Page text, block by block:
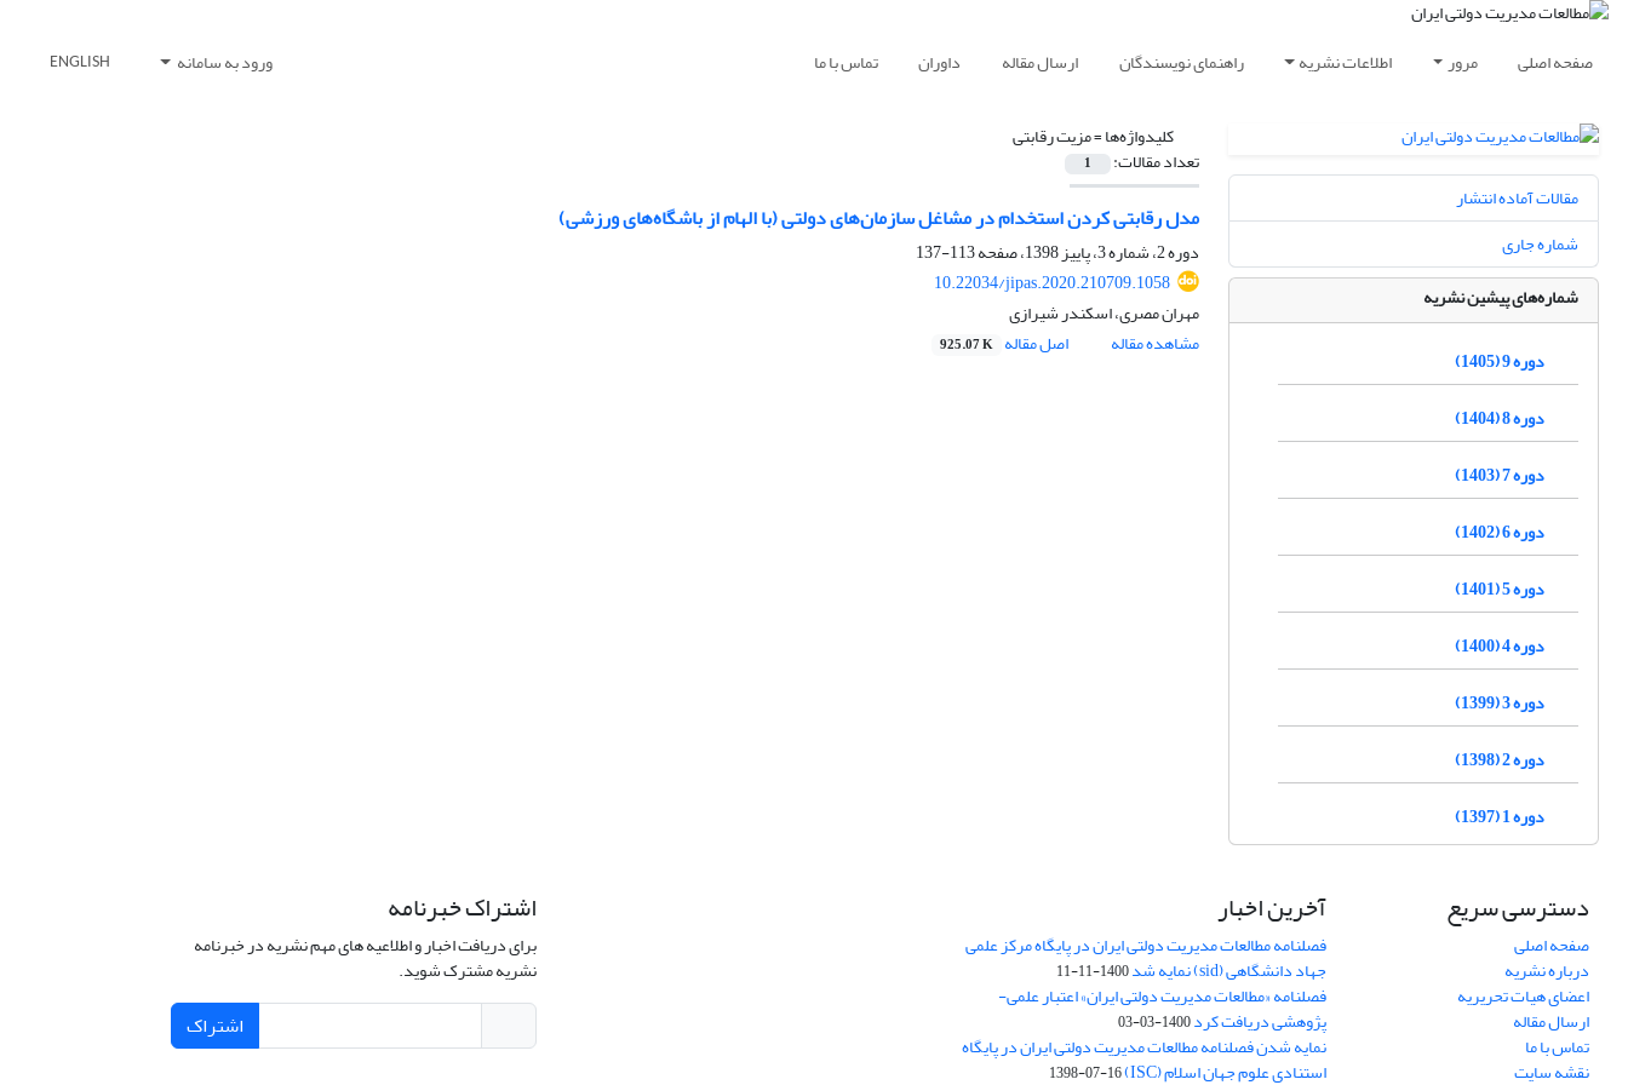
صفحه اصلی مرور اطلاعات نشریه راهنمای نویسندگان ارسال مقاله داوران تماس با ما ورود به سامانه ENGLISH
کلیدواژه‌ها =مزیت رقابتی
تعداد مقالات: 1
مدل رقابتی کردن استخدام در مشاغل سازمان‌های دولتی (با الهام از باشگاه‌های ورزشی)
دوره 2، شماره 3، پاییز 1398، صفحه
113-137
10.22034/jipas.2020.210709.1058
مهران مصری، اسکندر شیرازی
مشاهده مقاله
اصل مقاله 925.07 K
مقالات آماده انتشار
شماره جاری
شماره‌های پیشین نشریه
دوره 9 (1405)
دوره 8 (1404)
دوره 7 (1403)
دوره 6 (1402)
دوره 5 (1401)
دوره 4 (1400)
دوره 3 (1399)
دوره 2 (1398)
دوره 1 (1397)
دسترسی سریع
صفحه اصلی
درباره نشریه
اعضای هیات تحریریه
ارسال مقاله
تماس با ما
نقشه سایت
آخرین اخبار
فصلنامه مطالعات مدیریت دولتی ایران در پایگاه مرکز علمی
جهاد دانشگاهی (sid) نمایه شد 1400-11-11
فصلنامه «مطالعات مدیریت دولتی ایران» اعتبار علمی-
پژوهشی دریافت کرد1400-03-03
نمایه شدن فصلنامه مطالعات مدیریت دولتی ایران در پایگاه
استنادی علوم جهان اسلام (ISC) 1398-07-16
اشتراک خبرنامه
برای دریافت اخبار و اطلاعیه های مهم نشریه در خبرنامه
نشریه مشترک شوید.
اشتراک